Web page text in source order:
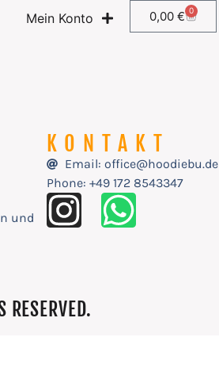
Mein Konto 0,00 € 0
und
KONTAKT
Email: office@hoodiebu.de
Phone: ‭+49 172 8543347